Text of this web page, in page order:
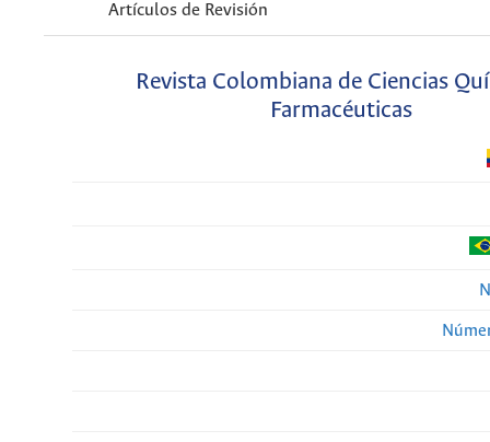
Artículos de Revisión
Revista Colombiana de Ciencias
Farmacéuticas